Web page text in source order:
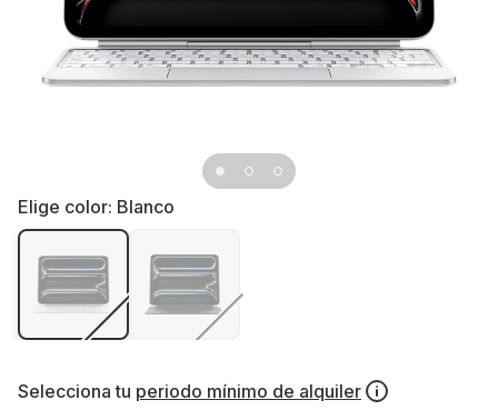
Elige color: Blanco
Selecciona tu periodo mínimo de alquiler